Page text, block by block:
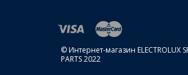
© Интернет-магазин ELECTROLUX
PARTS 2022